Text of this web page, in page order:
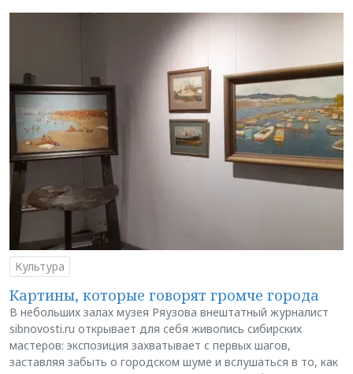
Культура
Картины, которые говорят громче города
В небольших залах музея Ряузова внештатный журналист
sibnovosti.ru открывает для себя живопись сибирских
мастеров: экспозиция захватывает с первых шагов,
заставляя забыть о городском шуме и вслушаться в то, как